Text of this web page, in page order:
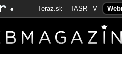
Teraz.sk TASR TV